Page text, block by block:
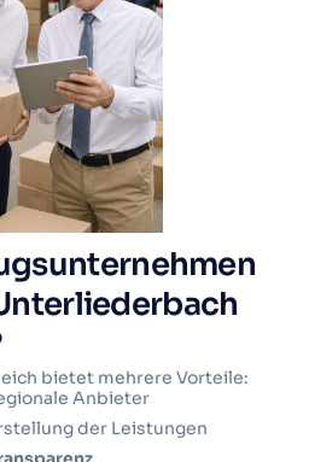
bietet mehrere Vorteile:
Anbieter
der Leistungen